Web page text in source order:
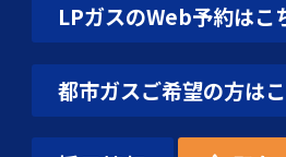
LPガスのWeb予約はこ
都市ガスご希望の方は